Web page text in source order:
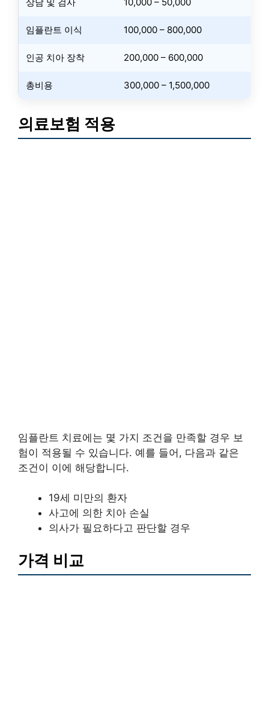
상담 및 검사 10,000 – 50,000
임플란트 이식 100,000 – 800,000
인공 치아 장착 200,000 – 600,000
총비용 300,000 – 1,500,000
의료보험 적용
임플란트 치료에는 몇 가지 조건을 만족할 경우 보
험이 적용될 수 있습니다. 예를 들어, 다음과 같은
조건이 이에 해당합니다.
19세 미만의 환자
사고에 의한 치아 손실
의사가 필요하다고 판단할 경우
가격 비교